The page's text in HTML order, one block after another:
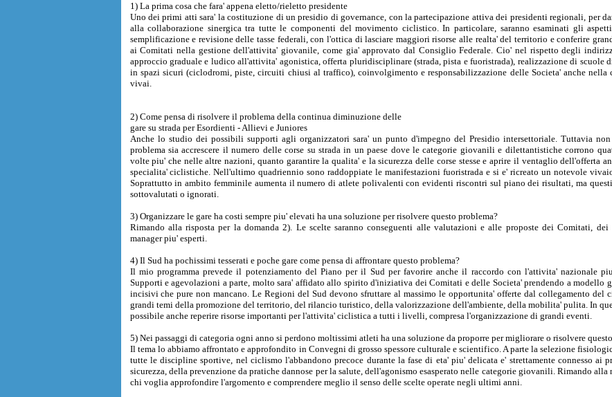
1) La prima cosa che fara' appena eletto/rieletto presidente
Uno dei primi atti sara' la costituzione di un presidio di governance, con la partecipazione attiva dei presidenti regionali, per
alla collaborazione sinergica tra tutte le componenti del movimento ciclistico. In particolare, saranno esaminati gli
semplificazione e revisione delle tasse federali, con l'ottica di lasciare maggiori risorse alle realta' del territorio e conferire
ai Comitati nella gestione dell'attivita' giovanile, come gia' approvato dal Consiglio Federale. Cio' nel rispetto degli
approccio graduale e ludico all'attivita' agonistica, offerta pluridisciplinare (strada, pista e fuoristrada), realizzazione di scuole
in spazi sicuri (ciclodromi, piste, circuiti chiusi al traffico), coinvolgimento e responsabilizzazione delle Societa' anche nella
vivai.
2) Come pensa di risolvere il problema della continua diminuzione delle
gare su strada per Esordienti - Allievi e Juniores
Anche lo studio dei possibili supporti agli organizzatori sara' un punto d'impegno del Presidio intersettoriale. Tuttavia
problema sia accrescere il numero delle corse su strada in un paese dove le categorie giovanili e dilettantistiche corrono
volte piu' che nelle altre nazioni, quanto garantire la qualita' e la sicurezza delle corse stesse e aprire il ventaglio dell'offerta
specialita' ciclistiche. Nell'ultimo quadriennio sono raddoppiate le manifestazioni fuoristrada e si e' ricreato un notevole
Soprattutto in ambito femminile aumenta il numero di atlete polivalenti con evidenti riscontri sul piano dei risultati, ma
sottovalutati o ignorati.
3) Organizzare le gare ha costi sempre piu' elevati ha una soluzione per risolvere questo problema?
Rimando alla risposta per la domanda 2). Le scelte saranno conseguenti alle valutazioni e alle proposte dei Comitati,
manager piu' esperti.
4) Il Sud ha pochissimi tesserati e poche gare come pensa di affrontare questo problema?
Il mio programma prevede il potenziamento del Piano per il Sud per favorire anche il raccordo con l'attivita' nazionale
Supporti e agevolazioni a parte, molto sara' affidato allo spirito d'iniziativa dei Comitati e delle Societa' prendendo a modello
incisivi che pure non mancano. Le Regioni del Sud devono sfruttare al massimo le opportunita' offerte dal collegamento del
grandi temi della promozione del territorio, del rilancio turistico, della valorizzazione dell'ambiente, della mobilita' pulita. In
possibile anche reperire risorse importanti per l'attivita' ciclistica a tutti i livelli, compresa l'organizzazione di grandi eventi.
5) Nei passaggi di categoria ogni anno si perdono moltissimi atleti ha una soluzione da proporre per migliorare o risolvere
Il tema lo abbiamo affrontato e approfondito in Convegni di grosso spessore culturale e scientifico. A parte la selezione
tutte le discipline sportive, nel ciclismo l'abbandono precoce durante la fase di eta' piu' delicata e' strettamente connesso ai
sicurezza, della prevenzione da pratiche dannose per la salute, dell'agonismo esasperato nelle categorie giovanili. Rimando alla
chi voglia approfondire l'argomento e comprendere meglio il senso delle scelte operate negli ultimi anni.